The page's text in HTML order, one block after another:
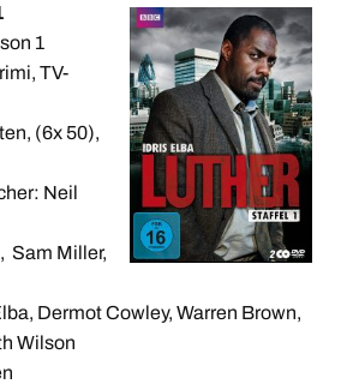
1
TV-
(6x 50),
Neil
Sam Miller,
Dermot Cowley, Warren Brown,
Wilson